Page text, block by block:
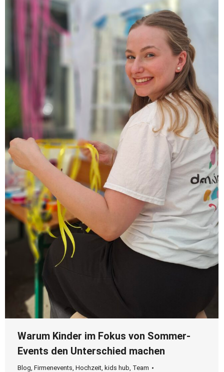
Warum Kinder im Fokus von Sommer-
Events den Unterschied machen
Blog Firmenevents Hochzeit kids hub Team